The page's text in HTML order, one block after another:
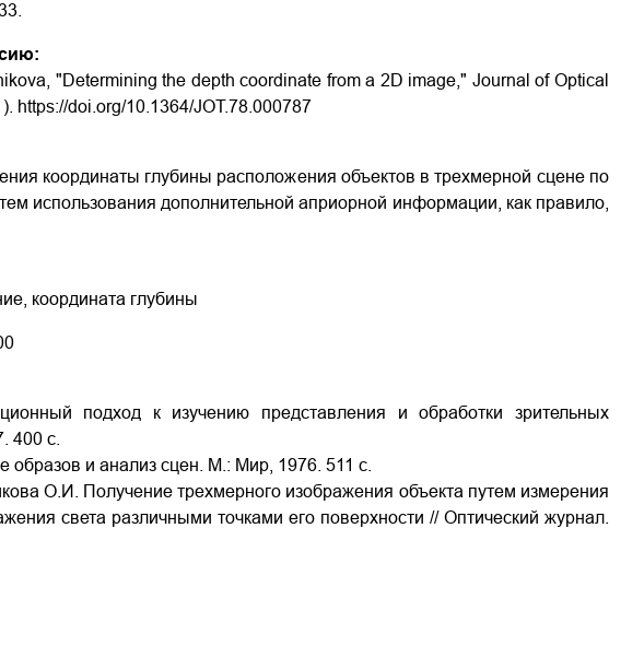
"Determining the depth coordinate from a 2D image," Journal of Optical
https://doi.org/10.1364/JOT.78.000787
координаты глубины расположения объектов в трехмерной сцене по
использования дополнительной априорной информации, как правило,
координата глубины
подход к изучению представления и обработки зрительных
400 с.
образов и анализ сцен. М.: Мир, 1976. 511 с.
О.И. Получение трехмерного изображения объекта путем измерения
света различными точками его поверхности // Оптический журнал.